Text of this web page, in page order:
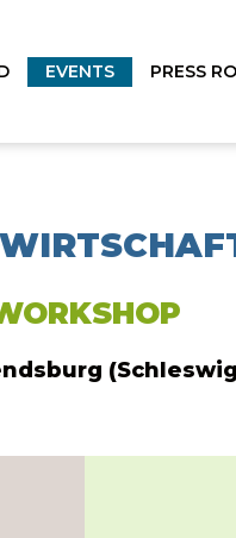
EVENTS PRESS